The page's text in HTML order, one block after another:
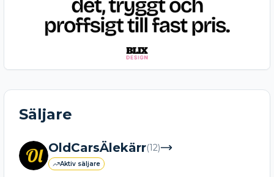
Säljare
Ol OldCarsÄlekärr(12)
Aktiv säljare